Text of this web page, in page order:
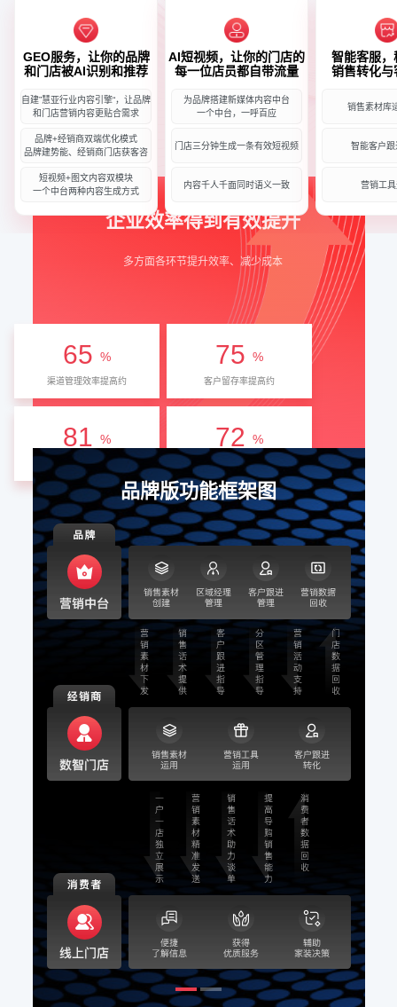
GEO服务，让你的品牌
和门店被AI识别和推荐
自建”慧亚行业内容引擎“，让品牌
和门店营销内容更贴合需求
品牌+经销商双端优化模式
品牌建势能、经销商门店获客咨
短视频+图文内容双模块
一个中台两种内容生成方式
AI短视频，让你的门店的
每一位店员都自带流量
为品牌搭建新媒体内容中台
一个中台，一呼百应
门店三分钟生成一条有效短视频
内容千人千面同时语义一致
智能客服，
销售转化与
销售素材库
智能客户跟
营销工
企业效率得到有效提升
多方面各环节提升效率、减少成本
65 %
渠道管理效率提高约
75 %
客户留存率提高约
81 %
客户转化率提高约
72 %
转化周期缩短
品牌版功能框架图